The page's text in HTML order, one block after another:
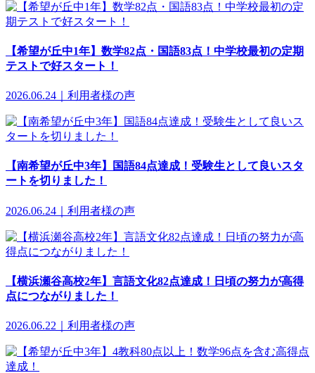
【希望が丘中1年】数学82点・国語83点！中学校最初の定期
テストで好スタート！
2026.06.24｜利用者様の声
【南希望が丘中3年】国語84点達成！受験生として良いスタ
ートを切りました！
2026.06.24｜利用者様の声
【横浜瀬谷高校2年】言語文化82点達成！日頃の努力が高得
点につながりました！
2026.06.22｜利用者様の声